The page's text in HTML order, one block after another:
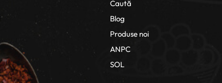
Caută
Blog
Produse noi
ANPC
SOL